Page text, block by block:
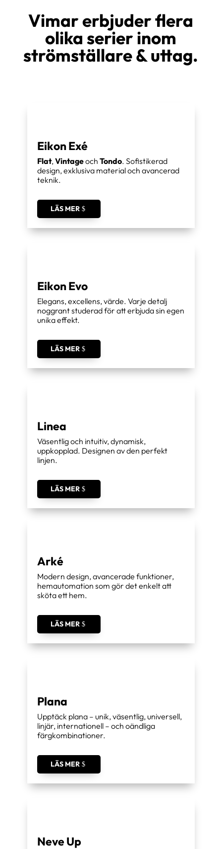
Vimar erbjuder flera
olika serier inom
strömställare & uttag.
Eikon Exé
Flat, Vintageoch Tondo. Sofistikerad
design, exklusiva material och avancerad
teknik.
LÄS MER
Eikon Evo
Elegans, excellens, värde. Varje detalj
noggrant studerad för att erbjuda sin egen
unika effekt.
LÄS MER
Linea
Väsentlig och intuitiv, dynamisk,
uppkopplad. Designen av den perfekt
linjen.
LÄS MER
Arké
Modern design, avancerade funktioner,
hemautomation som gör det enkelt att
sköta ett hem.
LÄS MER
Plana
Upptäck plana – unik, väsentlig, universell,
linjär, internationell – och oändliga
färgkombinationer.
LÄS MER
Neve Up